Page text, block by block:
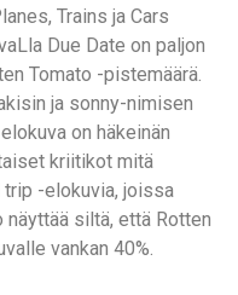
Trains ja Cars
Due Date on paljon
Tomato -pistemäärä.
ja sonny-nimisen
on häkeinän
kriitikot mitä
trip -elokuvia, joissa
siltä, että Rotten
vankan 40%.